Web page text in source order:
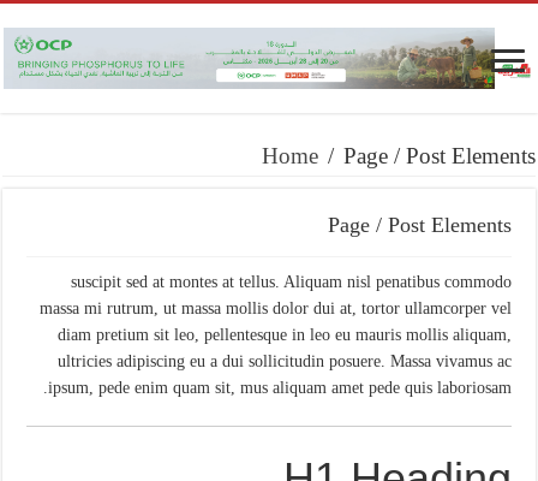
Home / Page / Post Elements
Page / Post Elements
suscipit sed at montes at tellus. Aliquam nisl penatibus commodo
massa mi rutrum, ut massa mollis dolor dui at, tortor ullamcorper vel
diam pretium sit leo, pellentesque in leo eu mauris mollis aliquam,
ultricies adipiscing eu a dui sollicitudin posuere. Massa vivamus ac
ipsum, pede enim quam sit, mus aliquam amet pede quis laboriosam.